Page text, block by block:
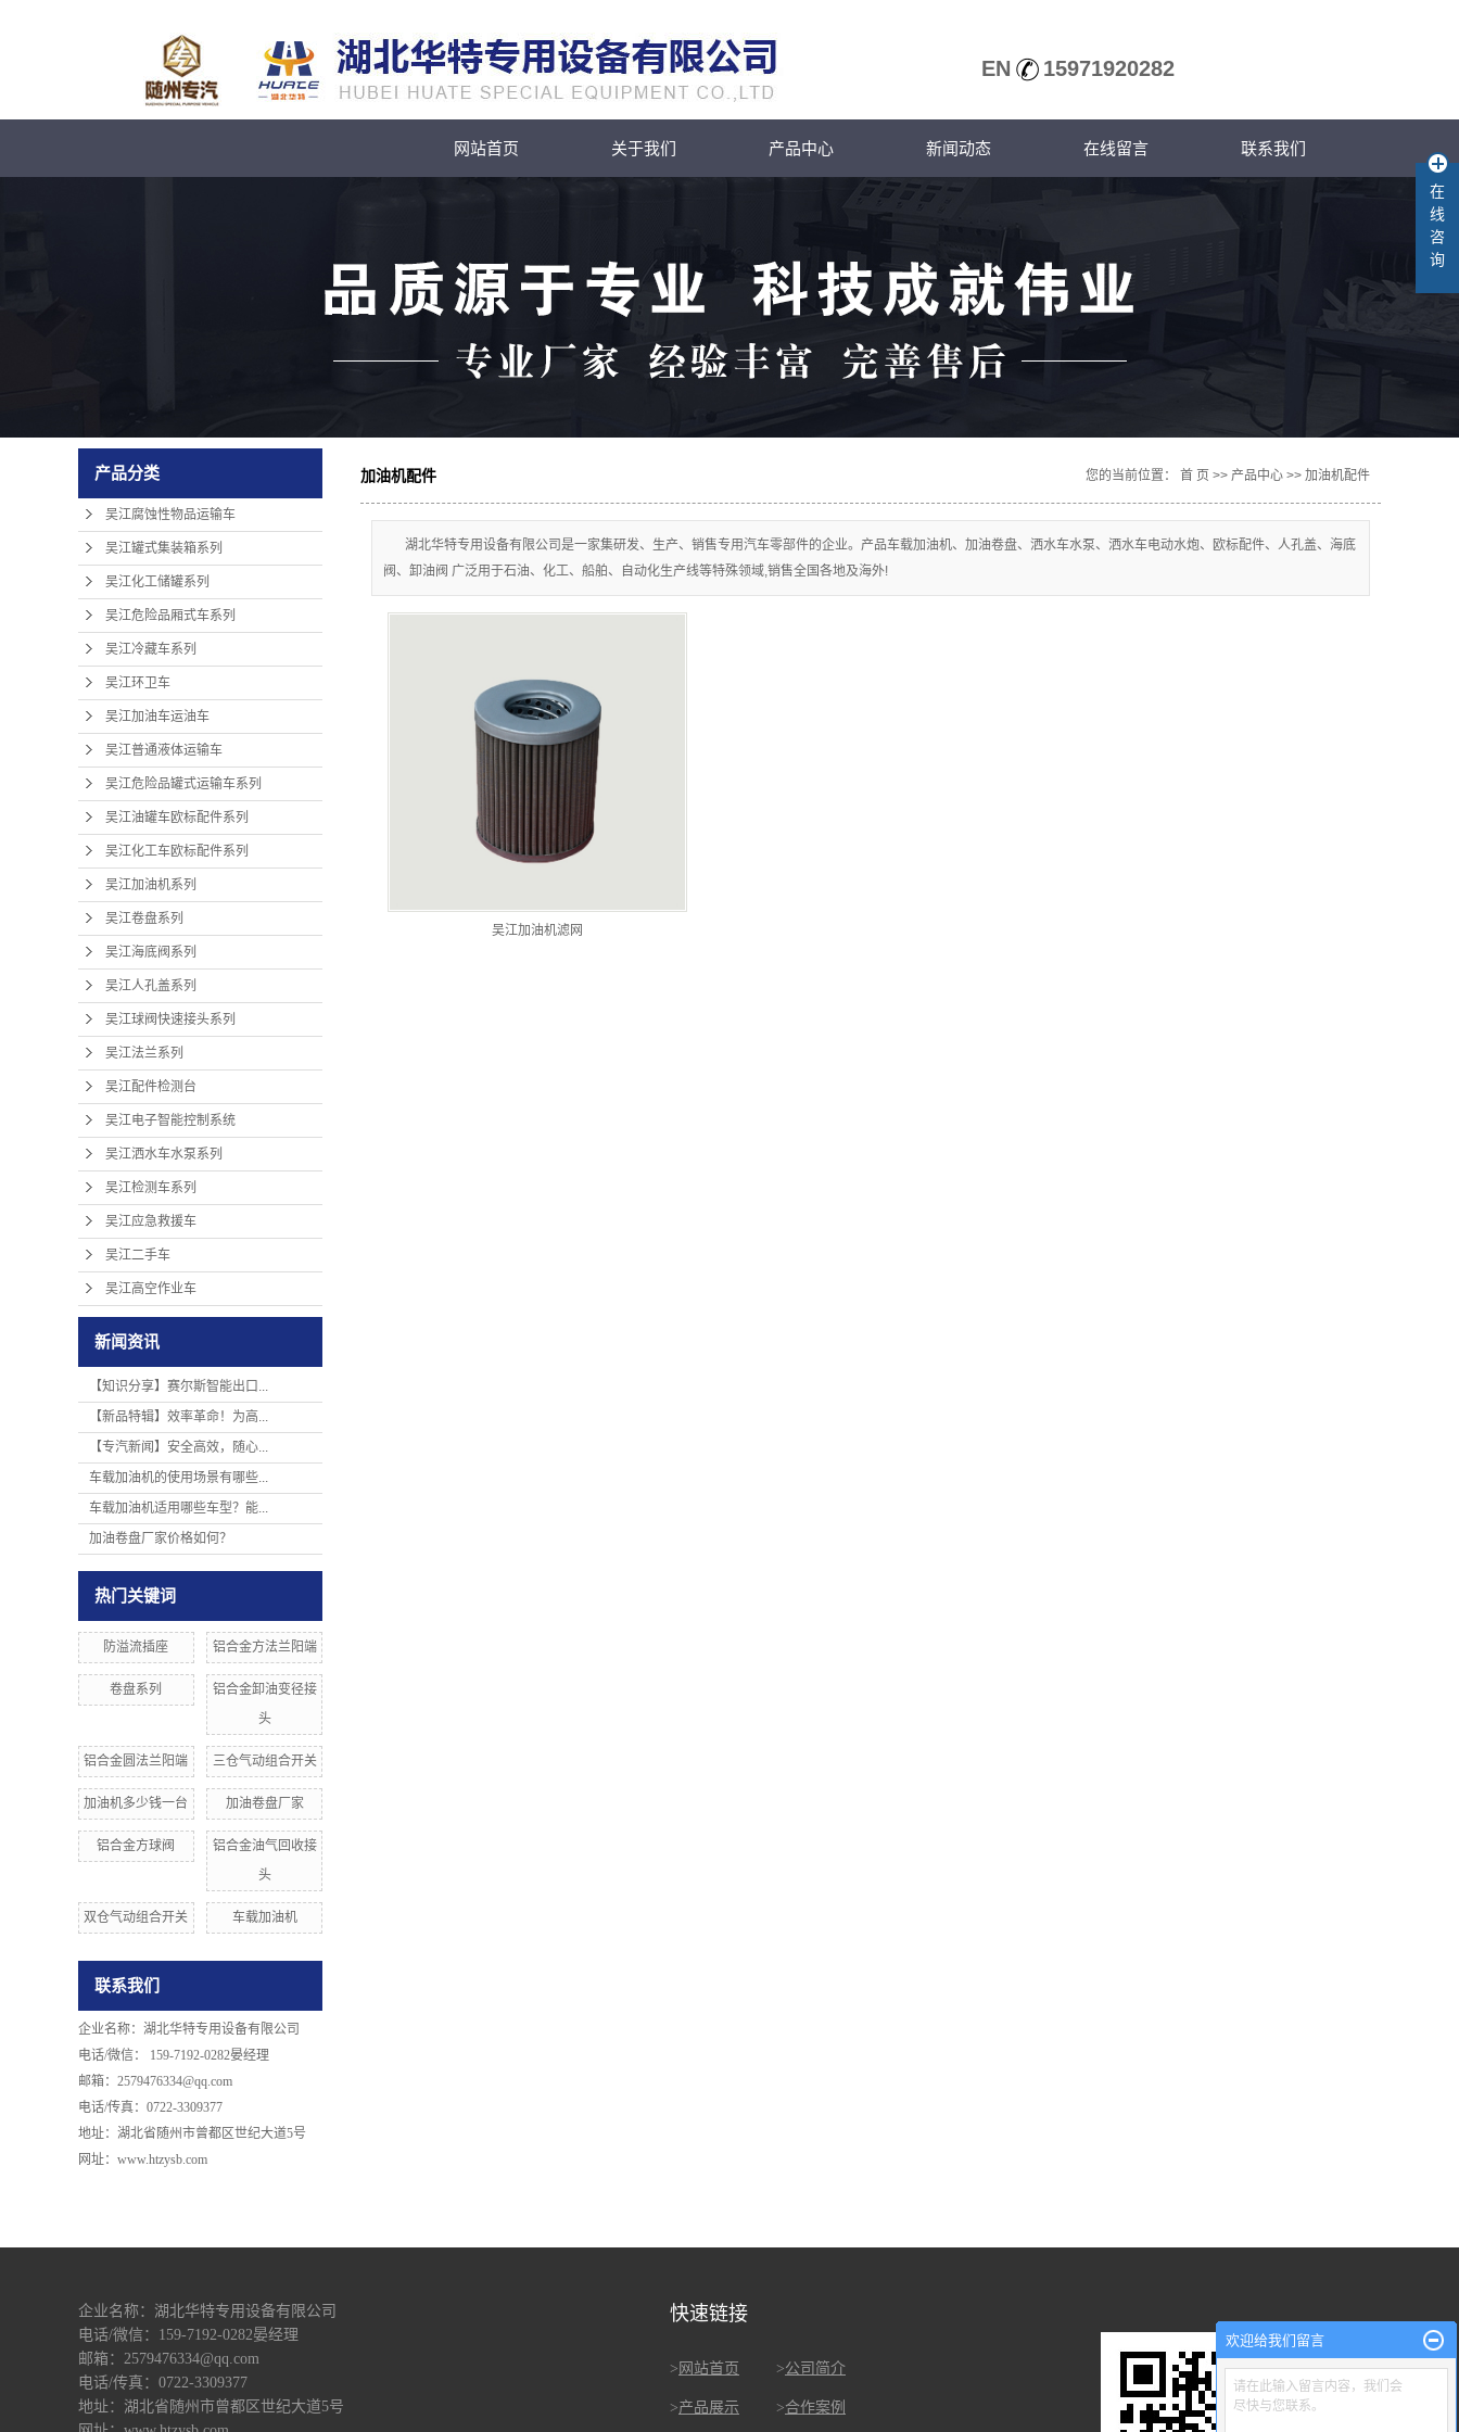
EN 15971920282
网站首页 关于我们 产品中心
吴江腐蚀性物品运输
吴江化工储罐系列
吴江危险品厢式车系
吴江冷藏车系列
车系列
吴江油罐车欧标配件
新闻动态
行业新规
技术知识
在线留言 联系我们
产品分类
吴江腐蚀性物品运输车
吴江罐式集装箱系列
吴江化工储罐系列
吴江危险品厢式车系列
吴江冷藏车系列
吴江环卫车
吴江加油车运油车
吴江普通液体运输车
吴江危险品罐式运输车系列
吴江油罐车欧标配件系列
吴江化工车欧标配件系列
吴江加油机系列
吴江卷盘系列
吴江海底阀系列
吴江人孔盖系列
吴江球阀快速接头系列
吴江法兰系列
吴江配件检测台
吴江电子智能控制系统
吴江洒水车水泵系列
吴江检测车系列
吴江应急救援车
吴江二手车
吴江高空作业车
新闻资讯
【知识分享】赛尔斯智能出口...
【新品特辑】效率革命！为高...
【专汽新闻】安全高效，随心...
车载加油机的使用场景有哪些...
车载加油机适用哪些车型？能...
加油卷盘厂家价格如何？
热门关键词
防溢流插座 铝合金方法兰阳端
卷盘系列
铝合金卸油变径接
头
铝合金圆法兰阳端 三仓气动组合开关
加油机多少钱一台 加油卷盘厂家
铝合金方球阀
铝合金油气回收接
头
双仓气动组合开关 车载加油机
联系我们
企业名称：湖北华特专用设备有限公司
电话/微信：
159-7192-0282晏经理
邮箱：2579476334@qq.com
电话/传真：0722-3309377
地址：湖北省随州市曾都区世纪大道5号
网址：www.htzysb.com
加油机配件 您的当前位置： 首 页 >> 产品中心 >> 加油机配件
湖北华特专用设备有限公司是一家集研发、生产、销售专用汽车零部件的企业。产品车载加油机、加油卷盘、洒水车水泵、洒水车电动水炮、欧标配件、人孔盖、海底
阀、卸油阀 广泛用于石油、化工、船舶、自动化生产线等特殊领域,销售全国各地及海外!
吴江加油机滤网
企业名称：湖北华特专用设备有限公司
电话/微信： 159-7192-0282晏经理
邮箱：2579476334@qq.com
电话/传真：0722-3309377
地址：湖北省随州市曾都区世纪大道5号
快速链接
> 网站首页 >公司简介
>产品展示 >合作案例
在
线
咨
询
欢迎给我们留言
请在此输入留言内容，我们会
尽快与您联系。